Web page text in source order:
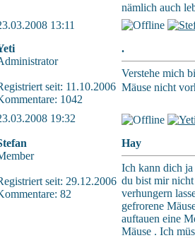
nämlich auch
13:11
seit: 11.10.2006
1042
.
Verstehe mich
Mäuse nicht
19:32
seit: 29.12.2006
82
Hay
Ich kann dich ja
du bist mir
verhungern
gefrorene
auftauen eine
Mäuse . Ich